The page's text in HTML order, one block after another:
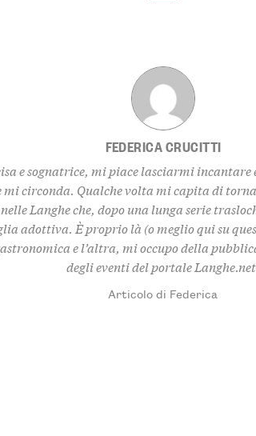
FEDERICA CRUCITTI
e sognatrice, mi piace lasciarmi
mi circonda. Qualche volta mi capita di
Langhe che, dopo una lunga serie
adottiva. È proprio là (o meglio qui su
e l’altra, mi occupo della
degli eventi del portale
Articolo di Federica